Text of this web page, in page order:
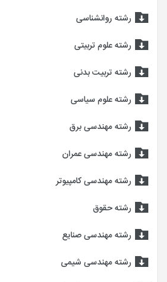
رشته روانشناسی
رشته علوم تربیتی
رشته تربیت بدنی
رشته علوم سیاسی
رشته مهندسی برق
رشته مهندسی عمران
رشته مهندسی کامپیوتر
رشته حقوق
رشته مهندسی صنایع
رشته مهندسی شیمی